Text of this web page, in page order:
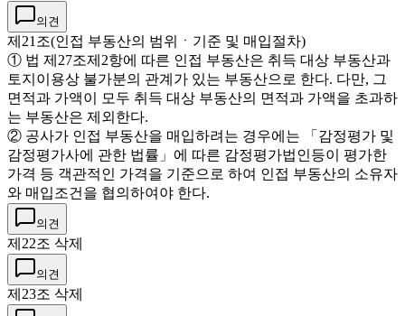
의견
제21조(인접 부동산의 범위ㆍ기준 및 매입절차)
① 법 제27조제2항에 따른 인접 부동산은 취득 대상 부동산과
토지이용상 불가분의 관계가 있는 부동산으로 한다. 다만, 그
면적과 가액이 모두 취득 대상 부동산의 면적과 가액을 초과하
는 부동산은 제외한다.
② 공사가 인접 부동산을 매입하려는 경우에는 「감정평가 및
감정평가사에 관한 법률」에 따른 감정평가법인등이 평가한
가격 등 객관적인 가격을 기준으로 하여 인접 부동산의 소유자
와 매입조건을 협의하여야 한다.
의견
제22조 삭제
의견
제23조 삭제